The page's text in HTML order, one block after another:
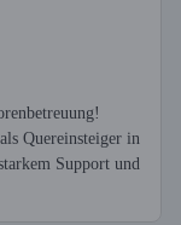
Quereinsteiger in
Support und